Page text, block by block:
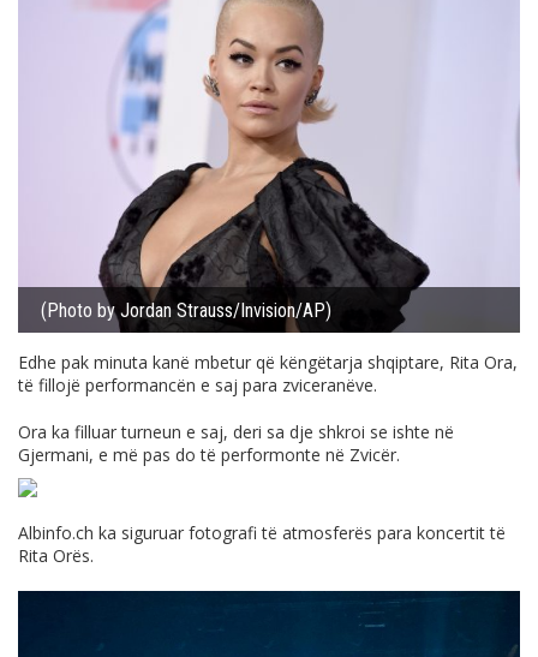
(Photo by Jordan Strauss/Invision/AP)
Edhe pak minuta kanë mbetur që këngëtarja shqiptare, Rita Ora,
të fillojë performancën e saj para zviceranëve.
Ora ka filluar turneun e saj, deri sa dje shkroi se ishte në
Gjermani, e më pas do të performonte në Zvicër.
Albinfo.ch ka siguruar fotografi të atmosferës para koncertit të
Rita Orës.